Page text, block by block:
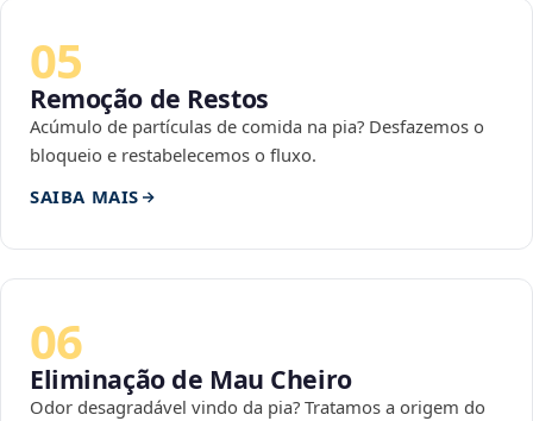
05
Remoção de Restos
Acúmulo de partículas de comida na pia? Desfazemos o
bloqueio e restabelecemos o fluxo.
SAIBA MAIS
06
Eliminação de Mau Cheiro
Odor desagradável vindo da pia? Tratamos a origem do